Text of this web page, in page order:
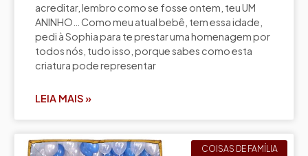
acreditar, lembro como se fosse ontem, teu UM
ANINHO… Como meu atual bebê, tem essa idade,
pedi à Sophia para te prestar uma homenagem por
todos nós, tudo isso, porque sabes como esta
criatura pode representar
LEIA MAIS »
COISAS DE FAMÍLIA